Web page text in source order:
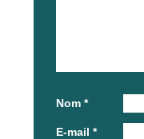
Nom *
E-mail *